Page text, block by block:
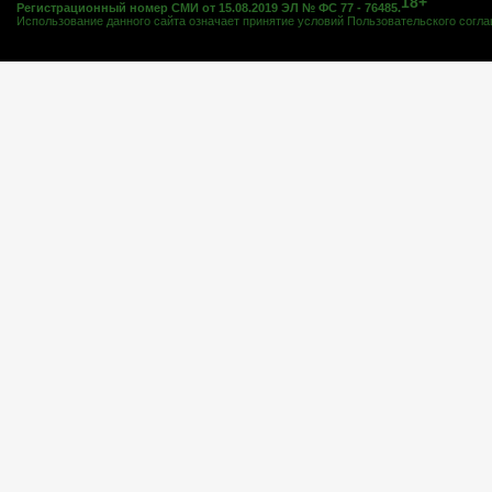
Регистрационный номер СМИ от 15.08.2019 ЭЛ № ФС 77 - 76485.
Использование данного сайта означает принятие условий Пользовательского